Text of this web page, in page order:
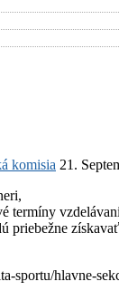
komisia 21.
termíny
priebežne
sportu/hlavne-